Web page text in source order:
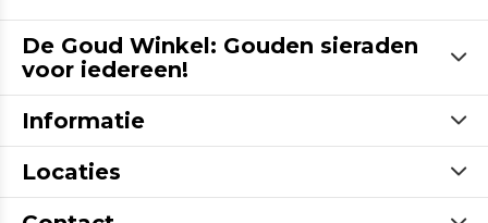
De Goud Winkel: Gouden sieraden
voor iedereen!
Informatie
Locaties